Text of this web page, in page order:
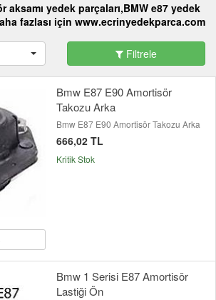
aksamı yedek parçaları,BMW e87 yedek
fazlası için www.ecrinyedekparca.com
Filtrele
Bmw E87 E90 Amortisör
Takozu Arka
Bmw E87 E90 Amortisör Takozu Arka
666,02 TL
Kritik Stok
Bmw 1 Serisi E87 Amortisör
Lastiği Ön